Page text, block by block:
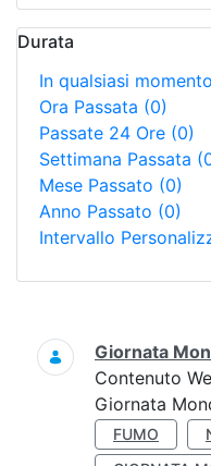
Durata
In qualsiasi momento
Ora Passata (0)
Passate 24 Ore (0)
Settimana Passata
Mese Passato (0)
Anno Passato (0)
Intervallo
Ricerca
Giornata
Contenuto
Giornata
FUMO